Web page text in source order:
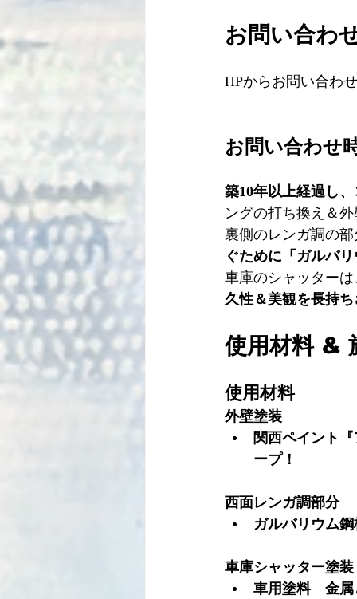
お問い合わ
HPからお問い合わ
お問い合わせ
築10年以上経過し
ングの打ち換え＆
裏側のレンガ調の
ぐために「ガルバ
車庫のシャッターは
久性＆美観を長持
使用材料 &
使用材料
外壁塗装
関西ペイント
ープ！
西面レンガ調部分
ガルバリウム
車庫シャッター塗装
車用塗料　金